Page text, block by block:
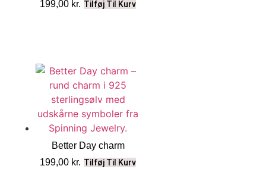
199,00 kr. Tilføj Til Kurv
Better Day charm
199,00 kr. Tilføj Til Kurv